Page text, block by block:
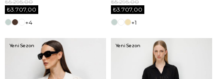
₺3.707,00
₺5.295,00
+4
₺3.707,00
₺5.295,00
+1
Yeni Sezon Yeni Sezon